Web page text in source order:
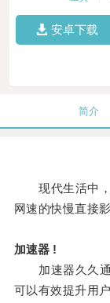
安卓下载
简介
现代生活中，
网速的快慢直接
加速器 !
加速器久久通
可以有效提升用